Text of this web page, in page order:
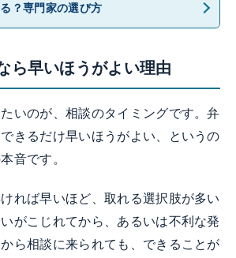
？専門家の選び方
ら早いほうがよい理由
いのが、相談のタイミングです。弁
きるだけ早いほうがよい、というの
音です。
れば早いほど、取れる選択肢が多い
がこじれてから、あるいは不利な発
ら相談に来られても、できることが